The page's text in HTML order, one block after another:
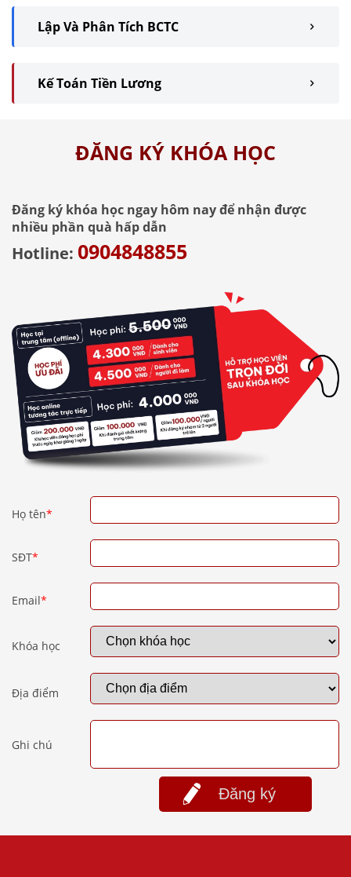
Lập Và Phân Tích BCTC
Kế Toán Tiền Lương
ĐĂNG KÝ KHÓA HỌC
Đăng ký khóa học ngay hôm nay để nhận được
nhiều phần quà hấp dẫn
Hotline: 0904848855
Họ tên*
SĐT*
Email*
Khóa học
Địa điểm
Ghi chú
Đăng ký